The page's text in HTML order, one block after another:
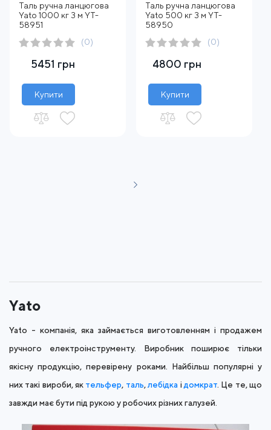
Таль ручна ланцюгова
Yato 1000 кг 3 м YT-
58951
(0)
5451 грн
Купити
Таль ручна ланцюгова
Yato 500 кг 3 м YT-
58950
(0)
4800 грн
Купити
Yato
Yato - компанія, яка займається виготовленням і продажем
ручного електроінструменту. Виробник поширює тільки
якісну продукцію, перевірену роками. Найбільш популярні у
них такі вироби, як тельфер, таль,лебідка ідомкрат. Це те, що
завжди має бути під рукою у робочих різних галузей.